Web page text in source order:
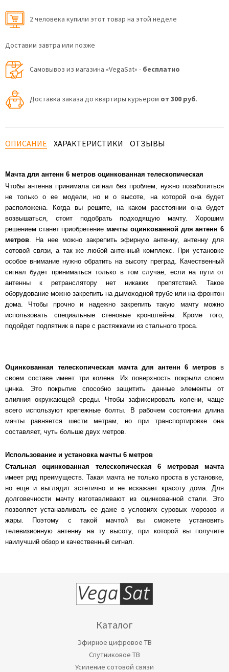
2 человекa купили этот товар на этой неделе
Доставим завтра или позже
Самовывоз из магазина «VegaSat» - бесплатно
Доставка заказа до квартиры курьером от 300 руб.
ОПИСАНИЕ ХАРАКТЕРИСТИКИ ОТЗЫВЫ
Мачта для антенн 6 метров оцинкованная телескопическая
Чтобы антенна принимала сигнал без проблем, нужно позаботиться
не только о ее модели, но и о высоте, на которой она будет
расположена. Когда вы решите, на каком расстоянии она будет
возвышаться, стоит подобрать подходящую мачту. Хорошим
решением станет приобретениемачты оцинкованной для антенн 6
метров. На нее можно закрепить эфирную антенну, антенну для
сотовой связи, а так же любой антенный комплекс. При установке
особое внимание нужно обратить на высоту преград. Качественный
сигнал будет приниматься только в том случае, если на пути от
антенны к ретранслятору нет никаких препятствий. Такое
оборудование можно закрепить на дымоходной трубе или на фронтон
дома. Чтобы прочно и надежно закрепить такую мачту можно
использовать специальные стеновые кронштейны. Кроме того,
подойдет подпятник в паре с растяжками из стального троса.
Оцинкованная телескопическая мачта для антенн 6 метров в
своем составе имеет три колена. Их поверхность покрыли слоем
цинка. Это покрытие способно защитить данные элементы от
влияния окружающей среды. Чтобы зафиксировать колени, чаще
всего используют крепежные болты. В рабочем состоянии длина
мачты равняется шести метрам, но при транспортировке она
составляет, чуть больше двух метров.
Использование и установка мачты 6 метров
Стальная оцинкованная телескопическая 6 метровая мачта
имеет ряд преимуществ. Такая мачта не только проста в установке,
но еще и выглядит эстетично и не искажает красоту дома. Для
долговечности мачту изготавливают из оцинкованной стали. Это
позволяет устанавливать ее даже в условиях суровых морозов и
жары. Поэтому с такой мачтой вы сможете установить
телевизионную антенну на ту высоту, при которой вы получите
наилучший обзор и качественный сигнал.
Каталог
Эфирное цифровое ТВ
Спутниковое ТВ
Усиление сотовой связи